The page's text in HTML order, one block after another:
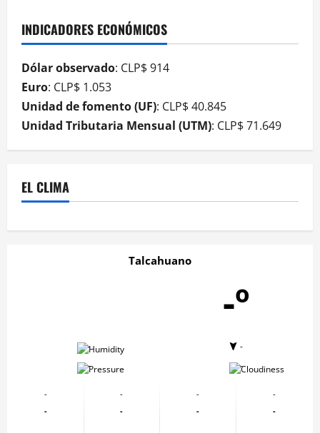
INDICADORES ECONÓMICOS
Dólar observado: CLP$ 914
Euro: CLP$ 1.053
Unidad de fomento (UF): CLP$ 40.845
Unidad Tributaria Mensual (UTM): CLP$ 71.649
EL CLIMA
Talcahuano
-º
-
-
-
-
-
-
-
-
-
-
-
-